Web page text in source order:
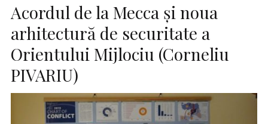
Acordul de la Mecca și noua
arhitectură de securitate a
Orientului Mijlociu (Corneliu
PIVARIU)